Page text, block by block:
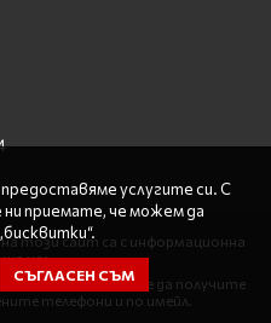
този сайт са с информационна
цел.
за Туризма може да получите
телефони и по имейл.
услугите си. С
ни приемате, че можем да
СЪГЛАСЕН СЪМ